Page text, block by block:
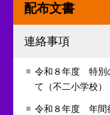
配布文書
連絡事項
令和８年度 特別
て（不二小学校）
令和８年度 年間